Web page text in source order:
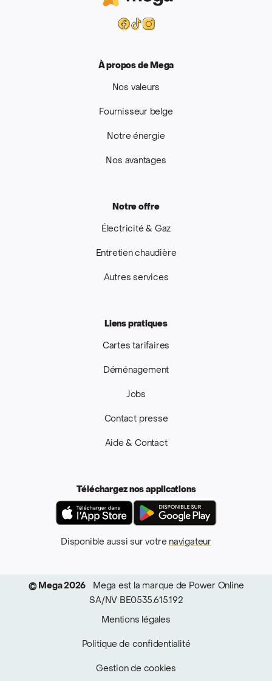
Facebook
Tiktok
Instagram
À propos de Mega
Nos valeurs
Fournisseur belge
Notre énergie
Nos avantages
Notre offre
Électricité & Gaz
Entretien chaudière
Autres services
Liens pratiques
Cartes tarifaires
Déménagement
Jobs
Contact presse
Aide & Contact
Téléchargez nos applications
App Store
Disponible aussi sur votre navigateur
© Mega 2026
Mega est la marque de Power Online
SA/NV BE0535.615.192
Mentions légales
Politique de confidentialité
Gestion de cookies